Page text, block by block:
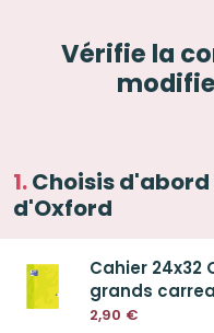
Vérifie la
Choisis
d'Oxford
Cahier 24x32
grands
2,90 €